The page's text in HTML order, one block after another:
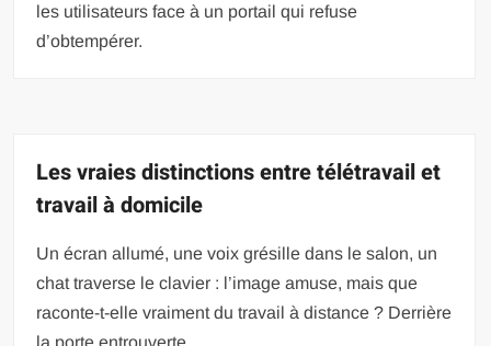
les utilisateurs face à un portail qui refuse
d’obtempérer.
Les vraies distinctions entre télétravail et
travail à domicile
Un écran allumé, une voix grésille dans le salon, un
chat traverse le clavier : l’image amuse, mais que
raconte-t-elle vraiment du travail à distance ? Derrière
la porte entrouverte,